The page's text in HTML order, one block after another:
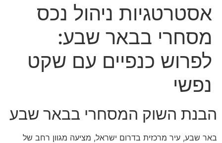
אסטרטגיות ניהול נכס
מסחרי בבאר שבע:
לפרוש כנפיים עם שקט
נפשי
הבנת השוק המסחרי בבאר שבע
באר שבע, עיר מרכזית בדרום ישראל, מציעה מגוון רחב של